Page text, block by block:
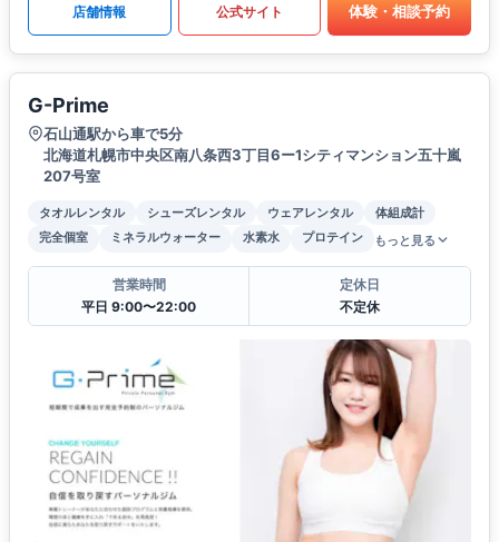
店舗情報 公式サイト 体験・相談予約
G-Prime
石山通駅から車で5分
北海道札幌市中央区南八条西3丁目6ー1シティマンション五十嵐
207号室
タオルレンタル シューズレンタル ウェアレンタル
体組成計
完全個室
ミネラルウォーター 水素水 プロテイン もっと見る
営業時間
平日 9:00〜22:00
定休日
不定休